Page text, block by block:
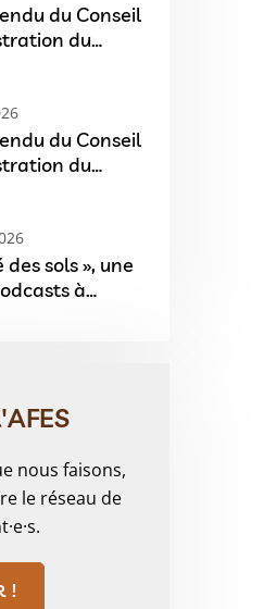
du Conseil
du
du Conseil
du
des sols », une
à
nous faisons,
le réseau de
!